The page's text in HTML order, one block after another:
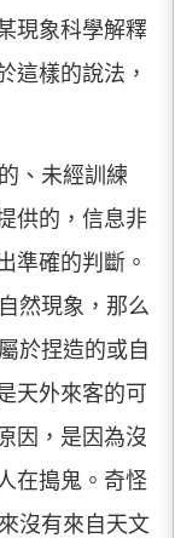
現象科學解釋
這樣的說法，
、未經訓練
供的，信息非
準確的判斷。
然現象，那么
於捏造的或自
天外來客的可
因，是因為沒
在搗鬼。奇怪
沒有來自天文